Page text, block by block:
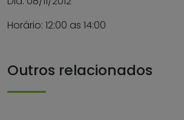
Horário: 12:00 as 14:00
Outros relacionados